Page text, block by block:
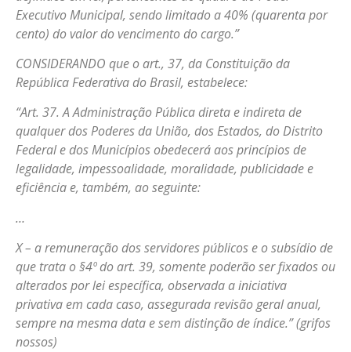
Executivo Municipal, sendo limitado a 40% (quarenta por
cento) do valor do vencimento do cargo.”
CONSIDERANDO que o art., 37, da Constituição da
República Federativa do Brasil, estabelece:
“Art. 37. A Administração Pública direta e indireta de
qualquer dos Poderes da União, dos Estados, do Distrito
Federal e dos Municípios obedecerá aos princípios de
legalidade, impessoalidade, moralidade, publicidade e
eficiência e, também, ao seguinte:
…
X – a remuneração dos servidores públicos e o subsídio de
que trata o §4º do art. 39, somente poderão ser fixados ou
alterados por lei específica, observada a iniciativa
privativa em cada caso, assegurada revisão geral anual,
sempre na mesma data e sem distinção de índice.” (grifos
nossos)